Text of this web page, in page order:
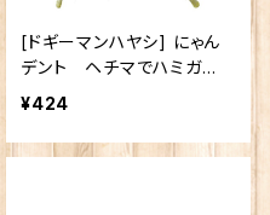
[ドギーマンハヤシ] にゃん
デント ヘチマでハミガ
キ ねこ
¥424